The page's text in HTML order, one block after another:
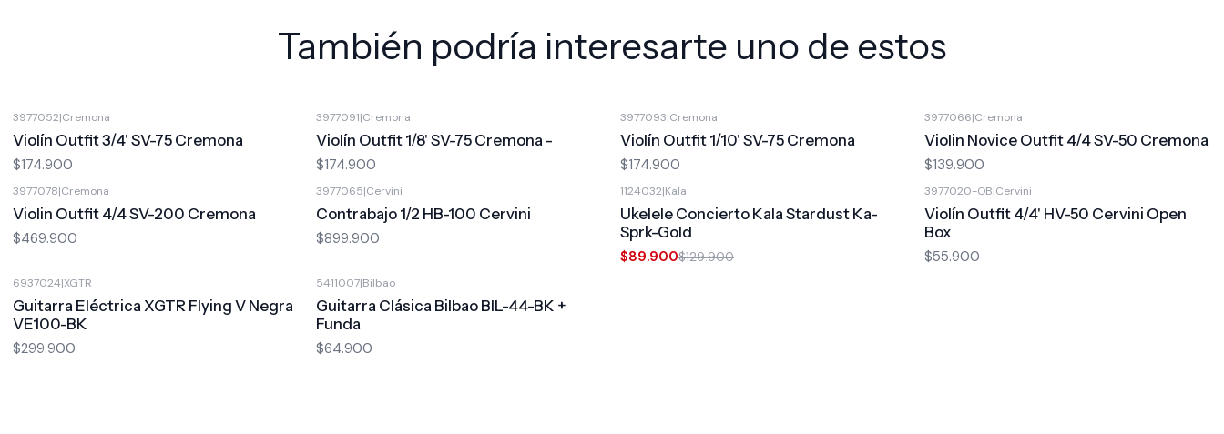
También podría interesarte uno de estos
3977052|Cremona
Violín Outfit 3/4' SV-75 Cremona
$174.900
3977091|Cremona
Violín Outfit 1/8' SV-75 Cremona -
$174.900
3977093|Cremona
Violín Outfit 1/10' SV-75 Cremona
$174.900
3977066|Cremona
Violin Novice Outfit 4/4 SV-50 Cremona
$139.900
3977078|Cremona
Violin Outfit 4/4 SV-200 Cremona
$469.900
3977065|Cervini
Contrabajo 1/2 HB-100 Cervini
$899.900
1124032|Kala
Ukelele Concierto Kala Stardust Ka-
Sprk-Gold
$89.900$129.900
3977020-OB|Cervini
Violín Outfit 4/4' HV-50 Cervini Open
Box
$55.900
6937024|XGTR
Guitarra Eléctrica XGTR Flying V Negra
VE100-BK
$299.900
5411007|Bilbao
Guitarra Clásica Bilbao BIL-44-BK +
Funda
$64.900